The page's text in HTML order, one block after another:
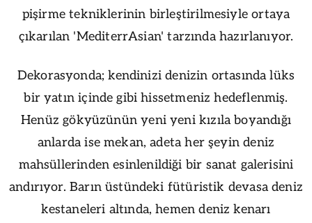
pişirme tekniklerinin birleştirilmesiyle ortaya
çıkarılan 'MediterrAsian' tarzında hazırlanıyor.
Dekorasyonda; kendinizi denizin ortasında lüks
bir yatın içinde gibi hissetmeniz hedeflenmiş.
Henüz gökyüzünün yeni yeni kızıla boyandığı
anlarda ise mekan, adeta her şeyin deniz
mahsüllerinden esinlenildiği bir sanat galerisini
andırıyor. Barın üstündeki fütüristik devasa deniz
kestaneleri altında, hemen deniz kenarı